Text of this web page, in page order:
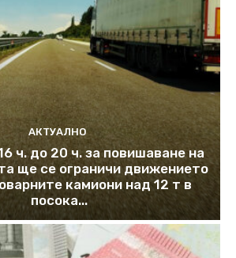
АКТУАЛНО
ч. до 20 ч. за повишаване на
ще се ограничи движението
камиони над 12 т в
посока...